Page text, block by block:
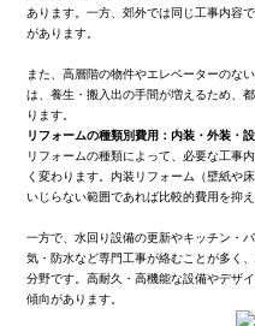
あります。一方、郊外では同じ工事内容
があります。
また、高層階の物件やエレベーターのな
は、養生・搬入出の手間が増えるため、
ります。
リフォームの種類別費用：内装・外装・
リフォームの種類によって、必要な工事
く変わります。内装リフォーム（壁紙や
いじらない範囲であれば比較的費用を抑え
一方で、水回り設備の更新やキッチン・
気・防水など専門工事が絡むことが多く
分野です。高耐久・高機能な設備やデザ
傾向があります。